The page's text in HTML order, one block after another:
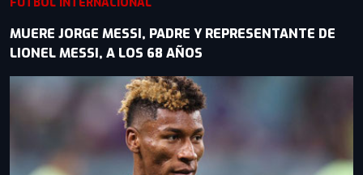
MUERE JORGE MESSI, PADRE Y REPRESENTANTE DE
LIONEL MESSI, A LOS 68 AÑOS